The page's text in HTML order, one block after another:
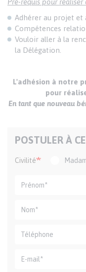
Pré-requis pour réaliser
Adhérer au projet et
Compétences
Vouloir aller à la
la Délégation.
L'adhésion à notre
pour
En tant que nouveau
POSTULER À
Civilité